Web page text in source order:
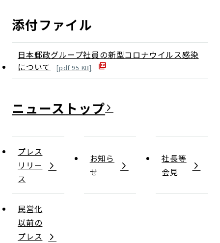
添付ファイル
日本郵政グループ社員の新型コロナウイルス感染
について
[pdf 95 KB]
ニュース
プレス
リリー
ス
お知ら
せ
社長等
会見
民営化
以前の
プレス